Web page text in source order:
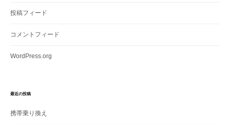
投稿フィード
コメントフィード
WordPress.org
最近の投稿
携帯乗り換え